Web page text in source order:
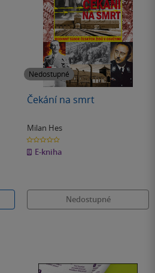
Nedostupné
Čekání na smrt
Milan Hes
0.0
z
5
hvězdiček
E-kniha
Nedostupné